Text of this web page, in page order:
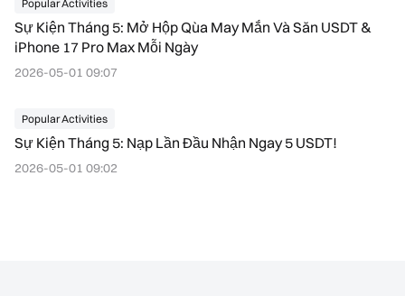
Popular Activities
Sự Kiện Tháng 5: Mở Hộp Qùa May Mắn Và Săn USDT &
iPhone 17 Pro Max Mỗi Ngày
2026-05-01 09:07
Popular Activities
Sự Kiện Tháng 5: Nạp Lần Đầu Nhận Ngay 5 USDT!
2026-05-01 09:02